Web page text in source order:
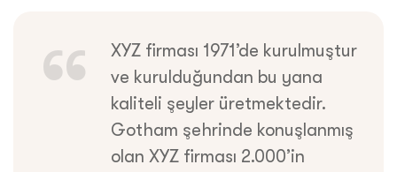
XYZ firması 1971’de kurulmuştur
ve kurulduğundan bu yana
kaliteli şeyler üretmektedir.
Gotham şehrinde konuşlanmış
olan XYZ firması 2.000’in